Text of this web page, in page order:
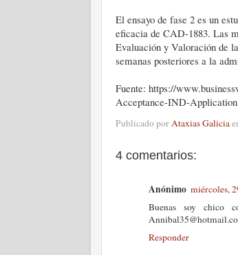
El ensayo de fase 2 es un
eficacia de CAD-1883. Las
Evaluación y Valoración de
semanas posteriores a la
Fuente: https://
Acceptance-IND-Application
Publicado porAtaxias Galicia
4 comentarios:
Anónimo miércoles,
Buenas soy chico
Responder